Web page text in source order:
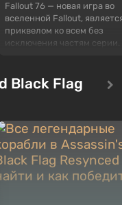
Fallout 76 — новая игра во
вселенной Fallout,
приквелом ко всем без
исключения частям серии.
Оно же, по задумке
Vault-Tec, должно
Место действия Fallout...
Black Flag